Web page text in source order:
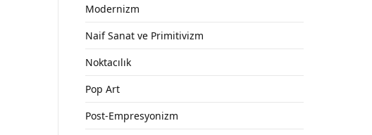
Modernizm
Naif Sanat ve Primitivizm
Noktacılık
Pop Art
Post-Empresyonizm